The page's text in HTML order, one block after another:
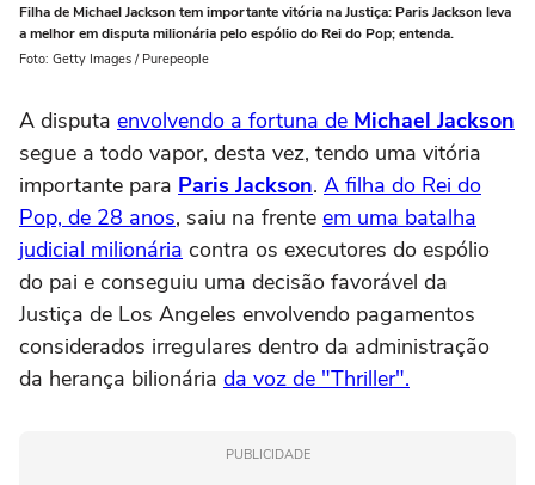
Filha de Michael Jackson tem importante vitória na Justiça: Paris Jackson leva
a melhor em disputa milionária pelo espólio do Rei do Pop; entenda.
Foto: Getty Images / Purepeople
A disputa envolvendo a fortuna de Michael Jackson
segue a todo vapor, desta vez, tendo uma vitória
importante para Paris Jackson. A filha do Rei do
Pop, de 28 anos, saiu na frente em uma batalha
judicial milionária contra os executores do espólio
do pai e conseguiu uma decisão favorável da
Justiça de Los Angeles envolvendo pagamentos
considerados irregulares dentro da administração
da herança bilionária da voz de "Thriller".
PUBLICIDADE